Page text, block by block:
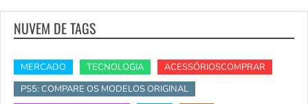
NUVEM DE TAGS
MERCADO TECNOLOGIA
ACESSÓRIOSCOMPRAR
PS5: COMPARE OS MODELOS ORIGINAL